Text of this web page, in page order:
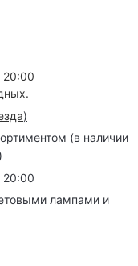
20:00
)
(в наличии
20:00
лампами и